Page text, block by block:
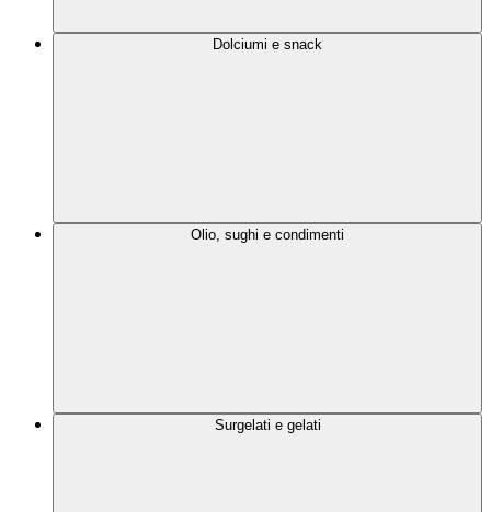
Dolciumi e snack
Olio, sughi e condimenti
Surgelati e gelati